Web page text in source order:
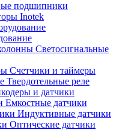
подшипники
Inotek
Светосигнальные
Счетчики и таймеры
Твердотельные реле
и датчики
Емкостные датчики
Индуктивные датчики
Оптические датчики